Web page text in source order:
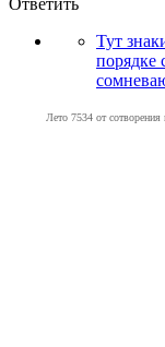
Тут
порядке
Лето 7534 от